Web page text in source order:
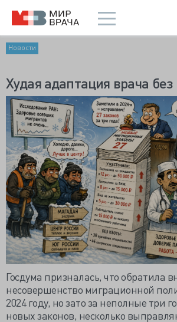
Новости
Худая адаптация врача без
Госдума призналась, что обратила
несовершенство миграционной
2024 году, но зато за неполные три
новых законов, несколько